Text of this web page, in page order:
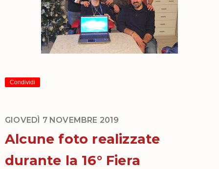
Condividi
GIOVEDÌ 7 NOVEMBRE 2019
Alcune foto realizzate
durante la 16° Fiera